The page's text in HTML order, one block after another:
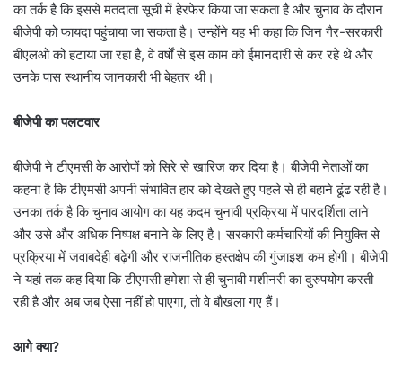
का तर्क है कि इससे मतदाता सूची में हेरफेर किया जा सकता है और चुनाव के दौरान
बीजेपी को फायदा पहुंचाया जा सकता है। उन्होंने यह भी कहा कि जिन गैर-सरकारी
बीएलओ को हटाया जा रहा है, वे वर्षों से इस काम को ईमानदारी से कर रहे थे और
उनके पास स्थानीय जानकारी भी बेहतर थी।
बीजेपी का पलटवार
बीजेपी ने टीएमसी के आरोपों को सिरे से खारिज कर दिया है। बीजेपी नेताओं का
कहना है कि टीएमसी अपनी संभावित हार को देखते हुए पहले से ही बहाने ढूंढ रही है।
उनका तर्क है कि चुनाव आयोग का यह कदम चुनावी प्रक्रिया में पारदर्शिता लाने
और उसे और अधिक निष्पक्ष बनाने के लिए है। सरकारी कर्मचारियों की नियुक्ति से
प्रक्रिया में जवाबदेही बढ़ेगी और राजनीतिक हस्तक्षेप की गुंजाइश कम होगी। बीजेपी
ने यहां तक कह दिया कि टीएमसी हमेशा से ही चुनावी मशीनरी का दुरुपयोग करती
रही है और अब जब ऐसा नहीं हो पाएगा, तो वे बौखला गए हैं।
आगे क्या?